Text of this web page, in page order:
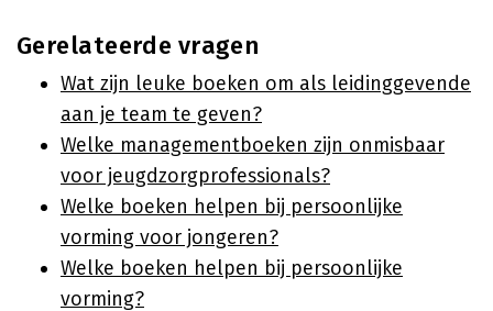
Gerelateerde vragen
Wat zijn leuke boeken om als leidinggevende
aan je team te geven?
Welke managementboeken zijn onmisbaar
voor jeugdzorgprofessionals?
Welke boeken helpen bij persoonlijke
vorming voor jongeren?
Welke boeken helpen bij persoonlijke
vorming?